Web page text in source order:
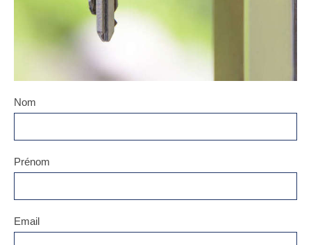
Nom
Prénom
Email